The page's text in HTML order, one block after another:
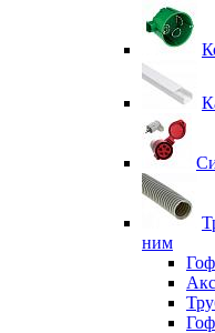
ним